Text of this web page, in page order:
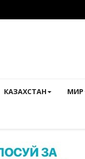
КАЗАХСТАН МИР